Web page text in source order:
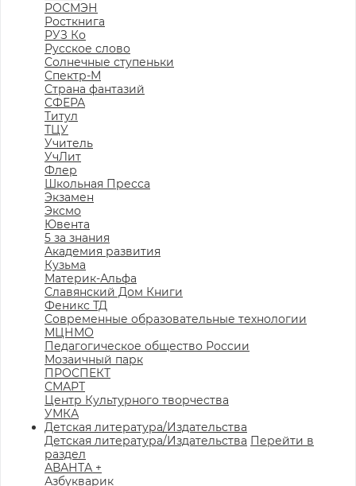
РОСМЭН
Росткнига
РУЗ Ко
Русское слово
Солнечные ступеньки
Спектр-М
Страна фантазий
СФЕРА
Титул
ТЦУ
Учитель
УчЛит
Флер
Школьная Пресса
Экзамен
Эксмо
Ювента
5 за знания
Академия развития
Кузьма
Материк-Альфа
Славянский Дом Книги
Феникс ТД
Современные образовательные технологии
МЦНМО
Педагогическое общество России
Мозаичный парк
ПРОСПЕКТ
СМАРТ
Центр Культурного творчества
УМКА
Детская литература/Издательства
Детская литература/Издательства Перейти в
раздел
АВАНТА +
Азбукварик